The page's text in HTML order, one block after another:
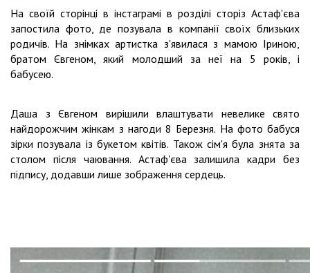
На своїй сторінці в інстаграмі в розділі сторіз Астаф'єва
запостила фото, де позувала в компанії своїх близьких
родичів. На знімках артистка з'явилася з мамою Іриною,
братом Євгеном, який молодший за неї на 5 років, і
бабусею.
Даша з Євгеном вирішили влаштувати невелике свято
найдорожчим жінкам з нагоди 8 Березня. На фото бабуся
зірки позувала із букетом квітів. Також сім'я була знята за
столом після чаювання. Астаф'єва залишила кадри без
підпису, додавши лише зображення сердець.